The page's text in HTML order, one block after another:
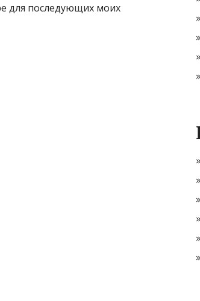
для последующих моих